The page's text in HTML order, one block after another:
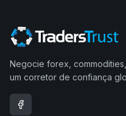
Negocie forex,
um corretor de confiança